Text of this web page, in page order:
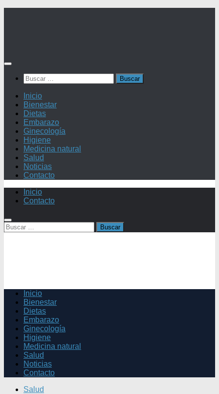
Buscar:
Inicio
Bienestar
Dietas
Embarazo
Ginecología
Higiene
Medicina natural
Salud
Noticias
Contacto
Inicio
Contacto
Buscar:
Inicio
Bienestar
Dietas
Embarazo
Ginecología
Higiene
Medicina natural
Salud
Noticias
Contacto
Salud